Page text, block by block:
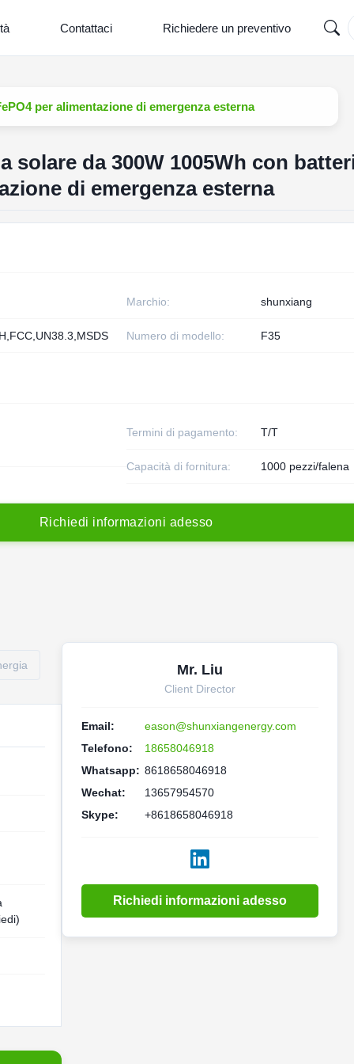
Contattaci Richiedere un preventivo
per alimentazione di emergenza esterna
solare da 300W 1005Wh con
di emergenza esterna
Marchio: shunxiang
Numero di modello: F35
Termini di pagamento: T/T
Capacità di fornitura: 1000 pezzi/falena
Richiedi informazioni adesso
Mr. Liu
Client Director
Email:
eason@shunxiangenergy.com
Telefono:
18658046918
Whatsapp: 8618658046918
Wechat:
13657954570
Skype:
+8618658046918
Richiedi informazioni adesso